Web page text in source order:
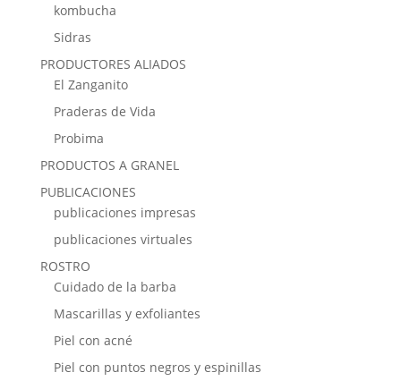
kombucha
Sidras
PRODUCTORES ALIADOS
El Zanganito
Praderas de Vida
Probima
PRODUCTOS A GRANEL
PUBLICACIONES
publicaciones impresas
publicaciones virtuales
ROSTRO
Cuidado de la barba
Mascarillas y exfoliantes
Piel con acné
Piel con puntos negros y espinillas